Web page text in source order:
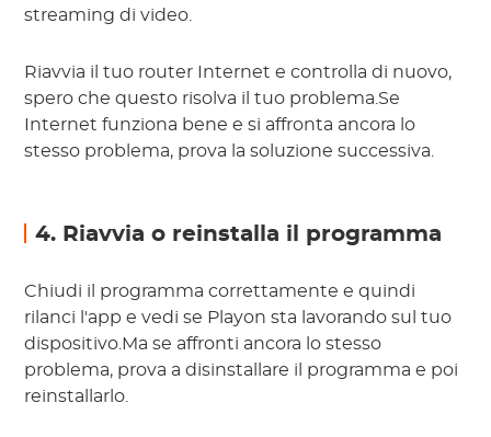
streaming di video.
Riavvia il tuo router Internet e controlla di nuovo,
spero che questo risolva il tuo problema.Se
Internet funziona bene e si affronta ancora lo
stesso problema, prova la soluzione successiva.
4. Riavvia o reinstalla il programma
Chiudi il programma correttamente e quindi
rilanci l'app e vedi se Playon sta lavorando sul tuo
dispositivo.Ma se affronti ancora lo stesso
problema, prova a disinstallare il programma e poi
reinstallarlo.